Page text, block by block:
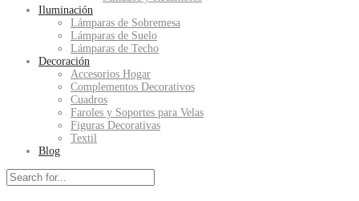
Iluminación
Lámparas de Sobremesa
Lámparas de Suelo
Lámparas de Techo
Decoración
Accesorios Hogar
Complementos Decorativos
Cuadros
Faroles y Soportes para Velas
Figuras Decorativas
Textil
Blog